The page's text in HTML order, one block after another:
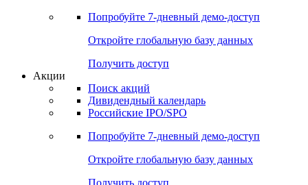
Попробуйте 7-дневный демо-доступ
Откройте глобальную базу данных
Получить доступ
Акции
Поиск акций
Дивидендный календарь
Российские IPO/SPO
Попробуйте 7-дневный демо-доступ
Откройте глобальную базу данных
Получить доступ